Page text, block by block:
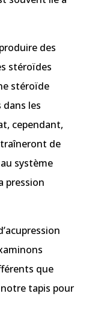
des
stéroïdes
stéroïde
les
cependant,
de
système
pression
que
tapis pour